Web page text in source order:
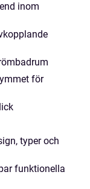
inom
för
typer och
funktionella